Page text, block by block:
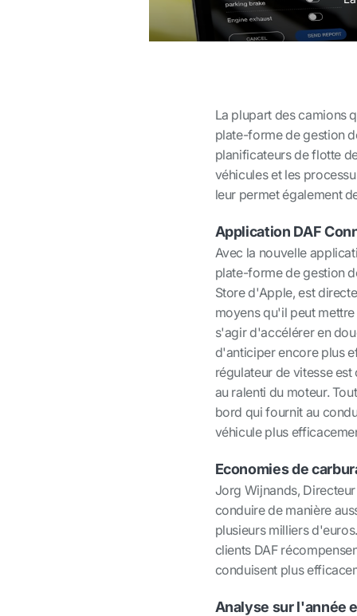
La plupart des camions
plate-forme de gestion
planificateurs de flotte
véhicules et les
leur permet également
Application DAF
Avec la nouvelle
plate-forme de gestion
Store d'Apple, est
moyens qu'il peut
s'agir d'accélérer en
d'anticiper encore plus
régulateur de vitesse
au ralenti du moteur.
bord qui fournit au
véhicule plus
Economies de
Jorg Wijnands,
conduire de manière
plusieurs milliers
clients DAF
conduisent plus
Analyse sur l'année